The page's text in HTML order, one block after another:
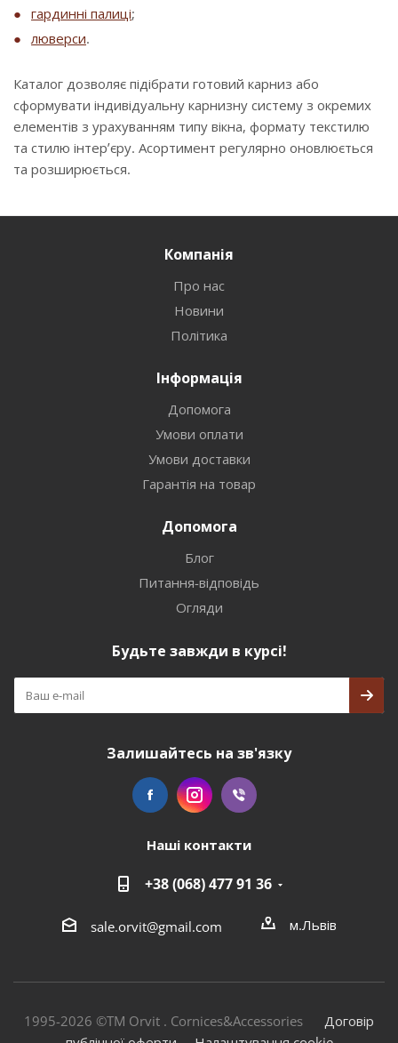
гардинні палиці;
люверси.
Каталог дозволяє підібрати готовий карниз або
сформувати індивідуальну карнизну систему з окремих
елементів з урахуванням типу вікна, формату текстилю
та стилю інтер’єру. Асортимент регулярно оновлюється
та розширюється.
Компанія
Про нас
Новини
Політика
Інформація
Допомога
Умови оплати
Умови доставки
Гарантія на товар
Допомога
Блог
Питання-відповідь
Огляди
Будьте завжди в курсі!
Залишайтесь на зв'язку
Наші контакти
+38 (068) 477 91 36
sale.orvit@gmail.com м.Львів
1995-2026 ©TM Orvit . Cornices&Accessories Договір